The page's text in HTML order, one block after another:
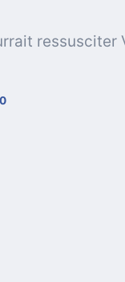
ressusciter